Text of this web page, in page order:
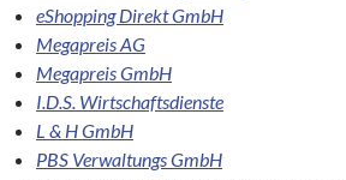
eShopping Direkt GmbH
Megapreis AG
Megapreis GmbH
I.D.S. Wirtschaftsdienste
L & H GmbH
PBS Verwaltungs GmbH